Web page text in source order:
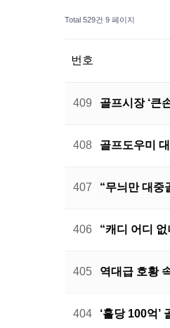
Total 529건 9 페이지
번호
409 골프시장 ‘큰
408 골프도우미
407 “무늬만 대중
406 “캐디 어디
405 역대급 호황
404 ‘홀당 100억